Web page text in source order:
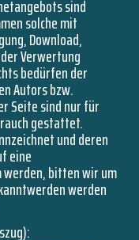
sind
solche mit
Download,
Verwertung
bedürfen der
Autors bzw.
Seite sind nur für
gestattet.
und deren
eine
bitten wir um
werden